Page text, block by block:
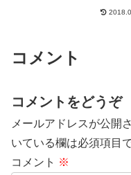
と前に申告していたDMCA侵
承認され、めでたくパクりペ
コメント
コメントをどうぞ
メールアドレスが公開
いている欄は必須項目
コメント ※